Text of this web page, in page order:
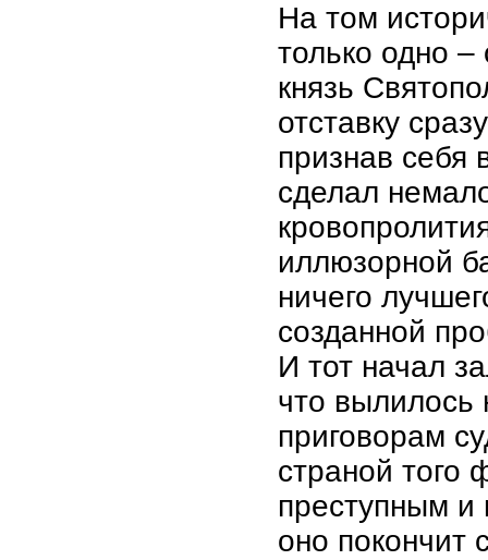
На том
только одно
князь
отставку
признав себя
сделал
иллюзорной
ничего
созданной
И тот начал
что вылилось
приговорам
страной того
преступным
оно покончит